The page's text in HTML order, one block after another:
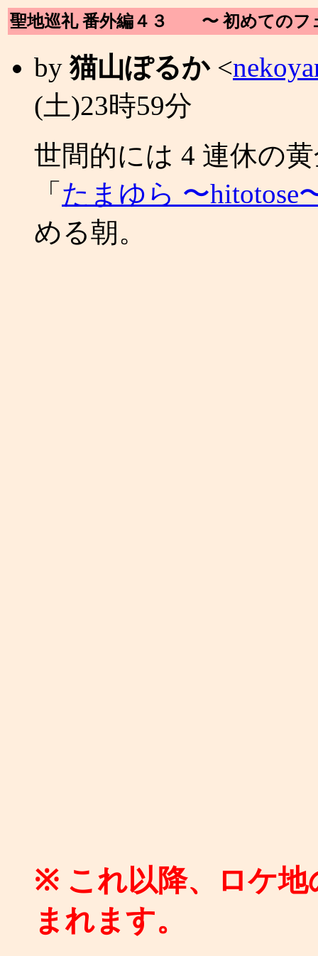
聖地巡礼 番外編４３ 〜 初めてのフ
by猫山ぽるか<
(土)23時59分
世間的には 4 連休の
「 たまゆら 〜hitotose
める朝。
※ これ以降、ロケ
まれます。